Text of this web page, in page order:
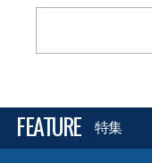
FEATURE 特集